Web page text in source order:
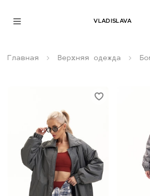
VLADISLAVA
Главная Верхняя одежда